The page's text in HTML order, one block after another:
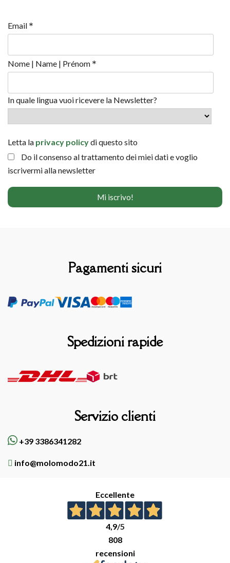
Email *
Nome | Name | Prénom *
In quale lingua vuoi ricevere la Newsletter?
Letta la privacy policydi questo sito
Do il consenso al trattamento dei miei dati e voglio
iscrivermi alla newsletter
Pagamenti sicuri
Spedizioni rapide
Servizio clienti
+39 3386341282
info@molomodo21.it
Eccellente
4,9/5
808
recensioni